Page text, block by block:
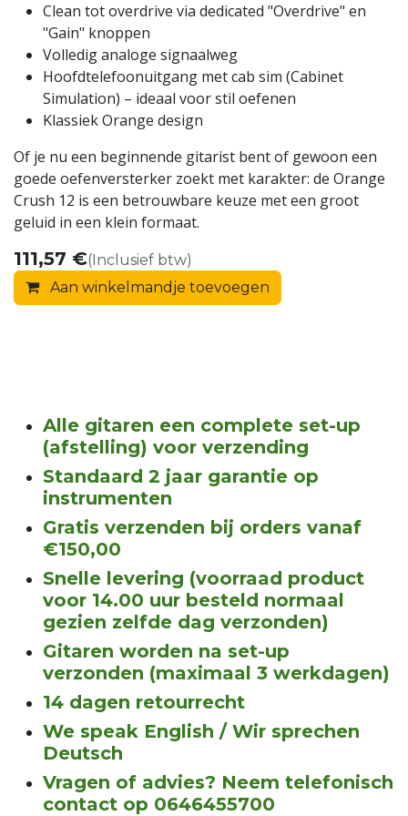
Clean tot overdrive via dedicated "Overdrive" en
"Gain" knoppen
Volledig analoge signaalweg
Hoofdtelefoonuitgang met cab sim (Cabinet
Simulation) – ideaal voor stil oefenen
Klassiek Orange design
Of je nu een beginnende gitarist bent of gewoon een
goede oefenversterker zoekt met karakter: de Orange
Crush 12 is een betrouwbare keuze met een groot
geluid in een klein formaat.
111,57 €(Inclusief btw)
Aan winkelmandje toevoegen
Alle gitaren een complete set-up
(afstelling) voor verzending
Standaard 2 jaar garantie op
instrumenten
Gratis verzenden bij orders vanaf
€150,00
Snelle levering (voorraad product
voor 14.00 uur besteld normaal
gezien zelfde dag verzonden)
Gitaren worden na set-up
verzonden (maximaal 3 werkdagen)
14 dagen retourrecht
We speak English / Wir sprechen
Deutsch
Vragen of advies? Neem telefonisch
contact op 0646455700